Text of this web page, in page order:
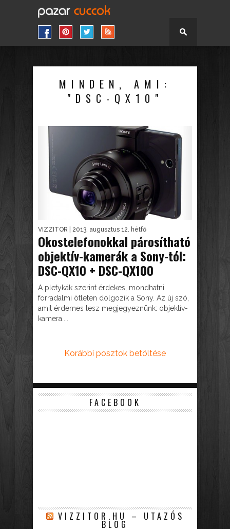
MINDEN, AMI:
"DSC-QX10"
VIZZITOR | 2013. augusztus 12. hétfő
Okostelefonokkal párosítható
objektív-kamerák a Sony-tól:
DSC-QX10 + DSC-QX100
A pletykák szerint érdekes, mondhatni
forradalmi ötleten dolgozik a Sony. Az új szó,
amit érdemes lesz megjegyeznünk: objektív-
kamera....
Korábbi posztok betöltése
FACEBOOK
VIZZITOR.HU – UTAZÓS
BLOG